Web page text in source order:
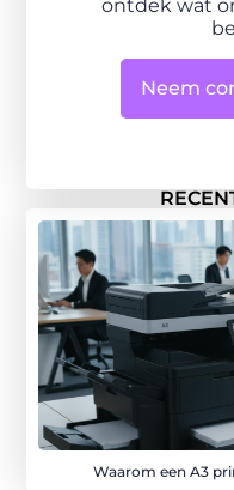
Waarom een A3
ontdek wat
Neem